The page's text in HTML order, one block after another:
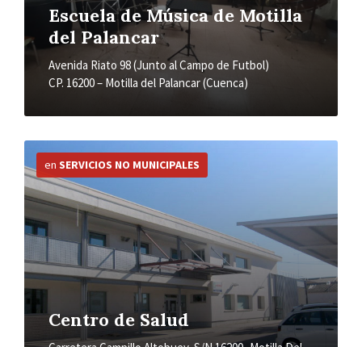
Escuela de Música de Motilla
del Palancar
Avenida Riato 98 (Junto al Campo de Futbol)
CP. 16200 – Motilla del Palancar (Cuenca)
Centro de Salud
en SERVICIOS NO MUNICIPALES
Más
información